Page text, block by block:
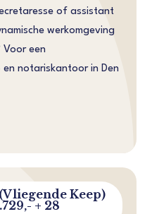
of assistant
werkomgeving
een
notariskantoor in Den
Keep)
+ 28